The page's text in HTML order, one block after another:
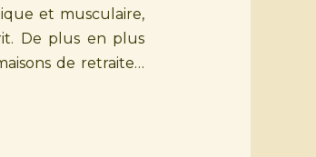
et musculaire,
De plus en plus
de retraite…